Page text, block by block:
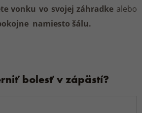
vonku vo svojej záhradke alebo
namiesto šálu.
bolesť v zápästí?